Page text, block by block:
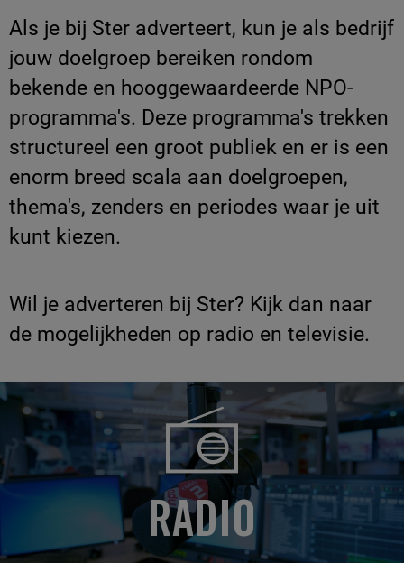
Als je bij Ster adverteert, kun je als bedrijf
jouw doelgroep bereiken rondom
bekende en hooggewaardeerde NPO-
programma's. Deze programma's trekken
structureel een groot publiek en er is een
enorm breed scala aan doelgroepen,
thema's, zenders en periodes waar je uit
kunt kiezen.
Wil je adverteren bij Ster? Kijk dan naar
de mogelijkheden op radio en televisie.
RADIO